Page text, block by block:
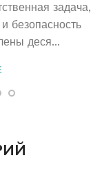
задача,
безопасность
деся...